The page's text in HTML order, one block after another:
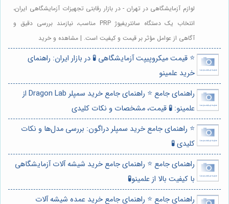
لوازم آزمایشگاهی در تهران - در بازار رقابتی تجهیزات آزمایشگاهی ایران،
انتخاب یک دستگاه سانتریفیوژ PRP مناسب، نیازمند بررسی دقیق و
آگاهی از عوامل مؤثر بر قیمت و کیفیت است. | مشاهده و خرید
⭐️ قیمت میکروپیپت آزمایشگاهی 🧪 در بازار ایران: راهنمای
خرید علمینو
راهنمای جامع ⭐️ راهنمای جامع خرید سمپلر Dragon Lab از
علمینو: 🧪 قیمت، مشخصات و نکات کلیدی
⭐️ راهنمای جامع خرید سمپلر دراگون: بررسی مدل‌ها و نکات
کلیدی 🧪
راهنمای جامع ⭐️ راهنمای جامع خرید شیشه آلات آزمایشگاهی
با کیفیت بالا از علمینو🧪
راهنمای جامع ⭐️ راهنمای جامع خرید عمده شیشه آلات